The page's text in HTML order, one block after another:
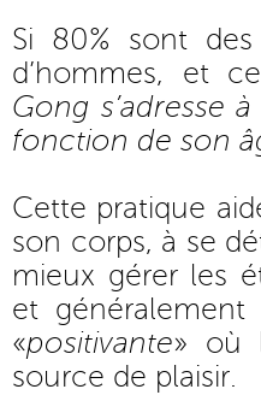
Si 80% sont
d’hommes, et
Gong s’adresse
fonction de son
Cette pratique
son corps, à se
mieux gérer les
et
«positivante» où
source de plaisir.